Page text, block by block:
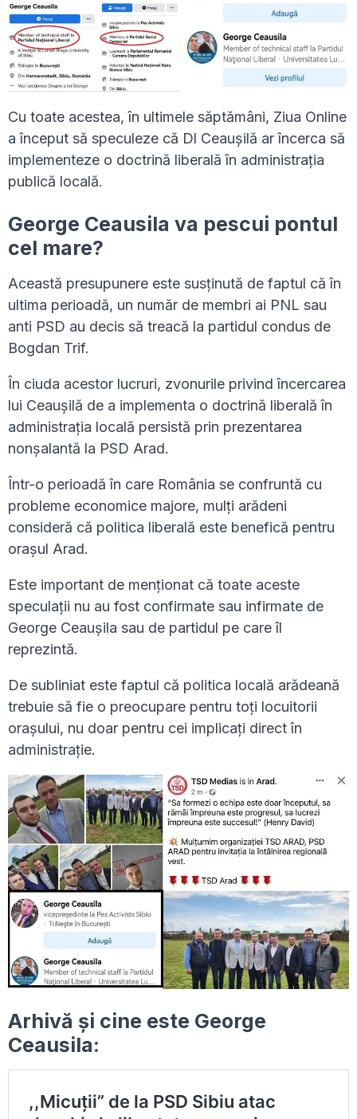
Cu toate acestea, în ultimele săptămâni, Ziua Online
a început să speculeze că Dl Ceaușilă ar încerca să
implementeze o doctrină liberală în administrația
publică locală.
George Ceausila va pescui pontul
cel mare?
Această presupunere este susținută de faptul că în
ultima perioadă, un număr de membri ai PNL sau
anti PSD au decis să treacă la partidul condus de
Bogdan Trif.
În ciuda acestor lucruri, zvonurile privind încercarea
lui Ceaușilă de a implementa o doctrină liberală în
administrația locală persistă prin prezentarea
nonșalantă la PSD Arad.
Într-o perioadă în care România se confruntă cu
probleme economice majore, mulți arădeni
consideră că politica liberală este benefică pentru
orașul Arad.
Este important de menționat că toate aceste
speculații nu au fost confirmate sau infirmate de
George Ceaușila sau de partidul pe care îl
reprezintă.
De subliniat este faptul că politica locală arădeană
trebuie să fie o preocupare pentru toți locuitorii
orașului, nu doar pentru cei implicați direct în
administrație.
Arhivă și cine este George
Ceausila: